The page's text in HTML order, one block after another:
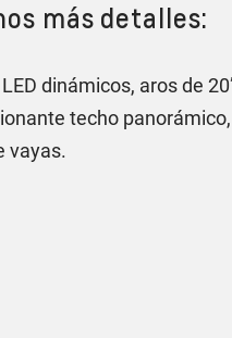
más detalles:
dinámicos, aros de
techo
vayas.